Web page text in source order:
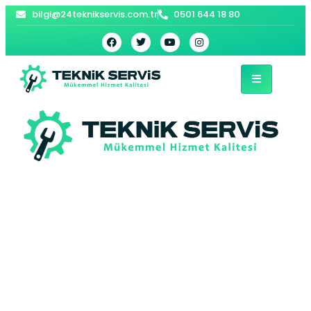
bilgi@24teknikservis.com.tr 0501 644 18 80